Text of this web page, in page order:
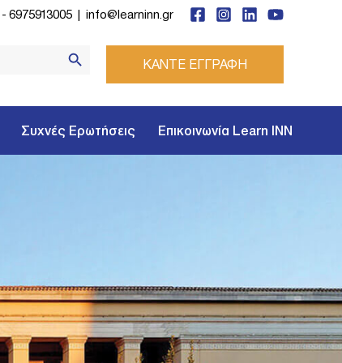
- 6975913005 | info@learninn.gr
ΚΑΝΤΕ ΕΓΓΡΑΦΗ
Συχνές Ερωτήσεις Επικοινωνία Learn INN